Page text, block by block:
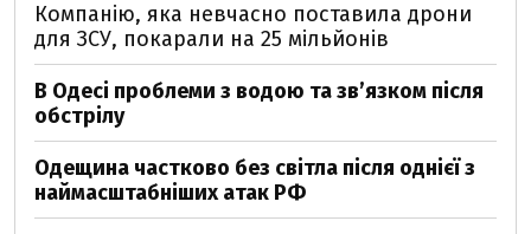
Компанію, яка невчасно поставила дрони
для ЗСУ, покарали на 25 мільйонів
В Одесі проблеми з водою та звʼязком після
обстрілу
Одещина частково без світла після однієї з
наймасштабніших атак РФ